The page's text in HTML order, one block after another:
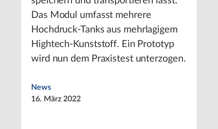
Das Modul umfasst mehrere
Hochdruck-Tanks aus mehrlagigem
Hightech-Kunststoff. Ein Prototyp
wird nun dem Praxistest unterzogen.
News
16. März 2022